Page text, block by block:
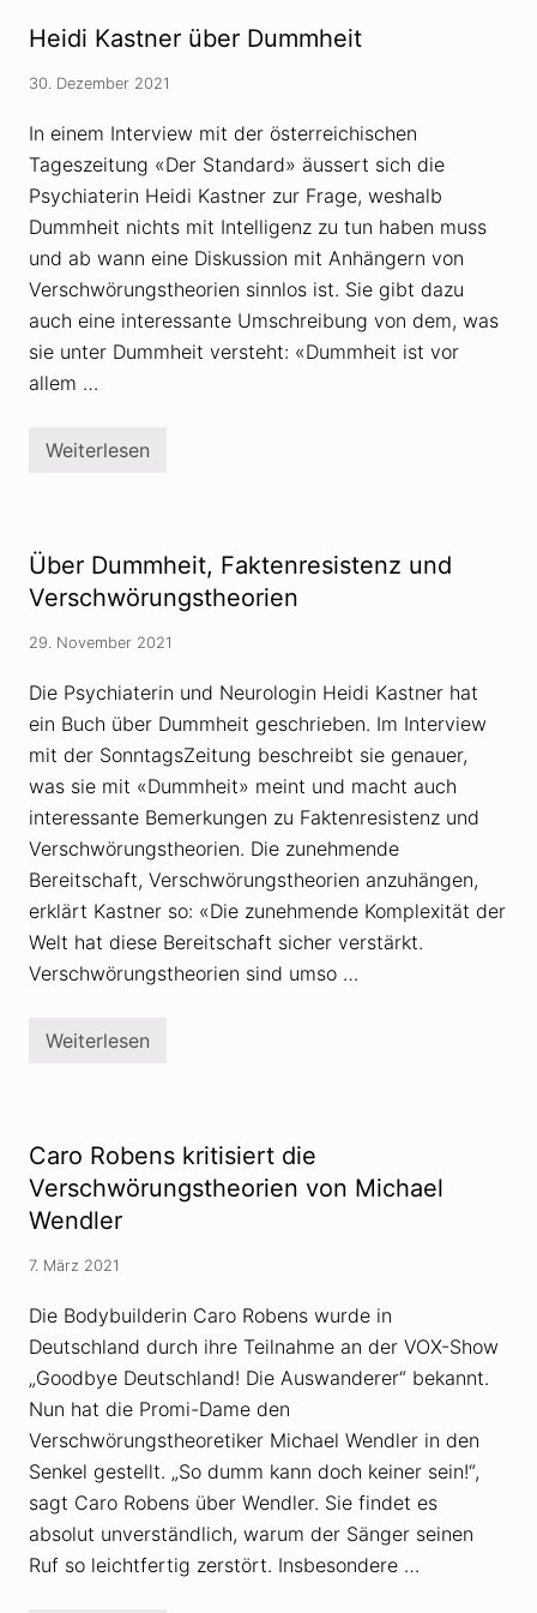
s
t
r
r
i
s
m
u
s
:
A
t
t
e
n
a
n
l
o
b
s
r
t
a
u
«
W
h
i
t
e
r
p
l
a
m
-
V
e
r
s
c
h
w
r
u
n
g
s
t
e
o
r
i
e
Heidi Kastner über Dummheit
30. Dezember 2021
In einem Interview mit der österreichischen
Tageszeitung «Der Standard» äussert sich die
Psychiaterin Heidi Kastner zur Frage, weshalb
Dummheit nichts mit Intelligenz zu tun haben muss
und ab wann eine Diskussion mit Anhängern von
Verschwörungstheorien sinnlos ist. Sie gibt dazu
auch eine interessante Umschreibung von dem, was
sie unter Dummheit versteht: «Dummheit ist vor
allem …
H
K
a
s
t
e
ü
b
e
r
D
u
m
h
e
i
t
Weiterlesen
Über Dummheit, Faktenresistenz und
Verschwörungstheorien
29. November 2021
Die Psychiaterin und Neurologin Heidi Kastner hat
ein Buch über Dummheit geschrieben. Im Interview
mit der SonntagsZeitung beschreibt sie genauer,
was sie mit «Dummheit» meint und macht auch
interessante Bemerkungen zu Faktenresistenz und
Verschwörungstheorien. Die zunehmende
Bereitschaft, Verschwörungstheorien anzuhängen,
erklärt Kastner so: «Die zunehmende Komplexität der
Welt hat diese Bereitschaft sicher verstärkt.
Verschwörungstheorien sind umso …
Ü
u
m
m
h
e
t
,
a
k
t
e
n
r
e
s
i
s
t
e
n
z
Weiterlesen
Caro Robens kritisiert die
Verschwörungstheorien von Michael
Wendler
7. März 2021
Die Bodybuilderin Caro Robens wurde in
Deutschland durch ihre Teilnahme an der VOX-Show
„Goodbye Deutschland! Die Auswanderer“ bekannt.
Nun hat die Promi-Dame den
Verschwörungstheoretiker Michael Wendler in den
Senkel gestellt. „So dumm kann doch keiner sein!“,
sagt Caro Robens über Wendler. Sie findet es
absolut unverständlich, warum der Sänger seinen
Ruf so leichtfertig zerstört. Insbesondere …